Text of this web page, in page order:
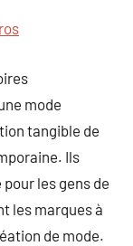
mode
tangible de
Ils
les gens de
les marques à
de mode.